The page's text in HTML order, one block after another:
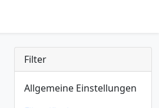
Filter
Allgemeine Einstellungen